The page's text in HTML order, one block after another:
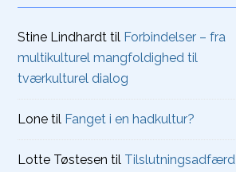
Stine Lindhardt til Forbindelser – fra
multikulturel mangfoldighed til
tværkulturel dialog
Lone til Fanget i en hadkultur?
Lotte Tøstesen til Tilslutningsadfærd